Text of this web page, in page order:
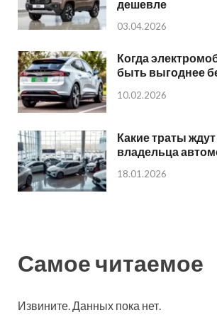
дешевле
03.04.2026
Когда
быть выгоднее
10.02.2026
Какие траты
владельца
18.01.2026
Самое читаемое
Извините. Данных пока нет.